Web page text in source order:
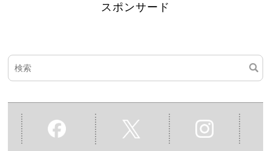
スポンサード